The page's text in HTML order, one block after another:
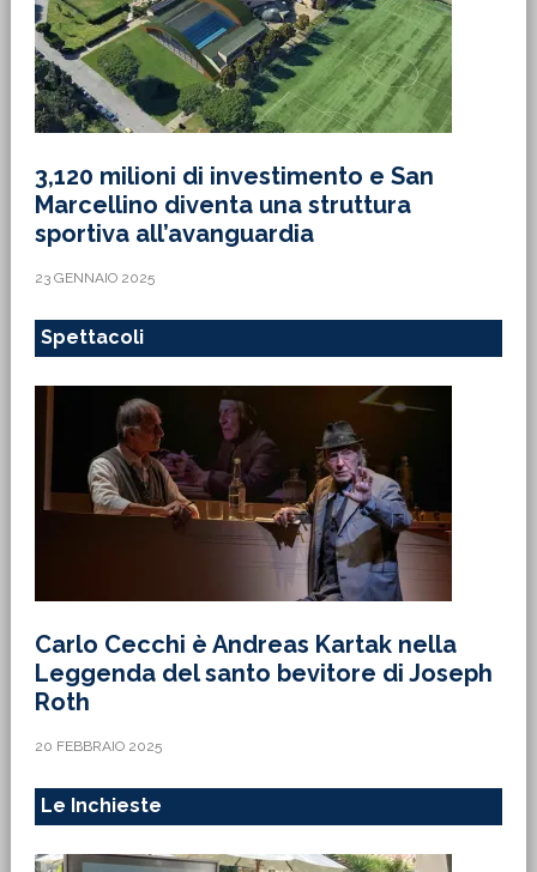
3,120 milioni di investimento e San
Marcellino diventa una struttura
sportiva all’avanguardia
23 GENNAIO 2025
Spettacoli
Carlo Cecchi è Andreas Kartak nella
Leggenda del santo bevitore di Joseph
Roth
20 FEBBRAIO 2025
Le Inchieste